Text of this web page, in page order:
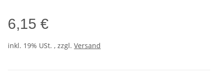
6,15 €
inkl. 19% USt. , zzgl. Versand